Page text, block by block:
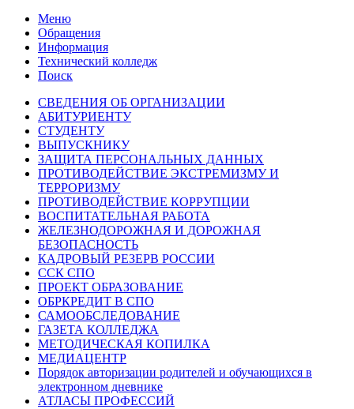
Меню
Обращения
Информация
Технический колледж
Поиск
СВЕДЕНИЯ ОБ ОРГАНИЗАЦИИ
АБИТУРИЕНТУ
СТУДЕНТУ
ВЫПУСКНИКУ
ЗАЩИТА ПЕРСОНАЛЬНЫХ ДАННЫХ
ПРОТИВОДЕЙСТВИЕ ЭКСТРЕМИЗМУ И
ТЕРРОРИЗМУ
ПРОТИВОДЕЙСТВИЕ КОРРУПЦИИ
ВОСПИТАТЕЛЬНАЯ РАБОТА
ЖЕЛЕЗНОДОРОЖНАЯ И ДОРОЖНАЯ
БЕЗОПАСНОСТЬ
КАДРОВЫЙ РЕЗЕРВ РОССИИ
ССК СПО
ПРОЕКТ ОБРАЗОВАНИЕ
ОБРКРЕДИТ В СПО
САМООБСЛЕДОВАНИЕ
ГАЗЕТА КОЛЛЕДЖА
МЕТОДИЧЕСКАЯ КОПИЛКА
МЕДИАЦЕНТР
Порядок авторизации родителей и обучающихся в
электронном дневнике
АТЛАСЫ ПРОФЕССИЙ